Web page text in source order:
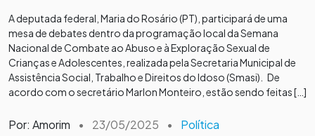
A deputada federal, Maria do Rosário (PT), participará de uma
mesa de debates dentro da programação local da Semana
Nacional de Combate ao Abuso e à Exploração Sexual de
Crianças e Adolescentes, realizada pela Secretaria Municipal de
Assistência Social, Trabalho e Direitos do Idoso (Smasi). De
acordo com o secretário Marlon Monteiro, estão sendo feitas […]
Por: Amorim • 23/05/2025 • Política